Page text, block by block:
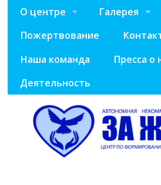
О центре
Галерея
Пожертвование
Наша команда
Пресса о
Деятельность